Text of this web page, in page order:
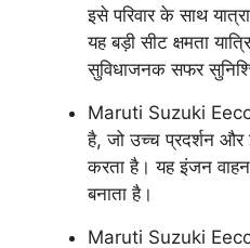
इसे परिवार के साथ
यह बड़ी सीट क्षमता
सुविधाजनक सफर
Maruti Suzuki
है, जो उच्च प्रदर्शन और
करता है। यह इंजन
बनाता है।
Maruti Suzuki